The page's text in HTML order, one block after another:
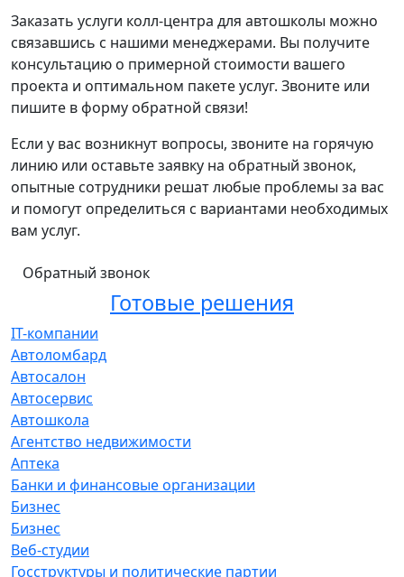
Заказать услуги колл-центра для автошколы можно
связавшись с нашими менеджерами. Вы получите
консультацию о примерной стоимости вашего
проекта и оптимальном пакете услуг. Звоните или
пишите в форму обратной связи!
Если у вас возникнут вопросы, звоните на горячую
линию или оставьте заявку на обратный звонок,
опытные сотрудники решат любые проблемы за вас
и помогут определиться с вариантами необходимых
вам услуг.
Обратный звонок
Готовые решения
IT-компании
Автоломбард
Автосалон
Автосервис
Автошкола
Агентство недвижимости
Аптека
Банки и финансовые организации
Бизнес
Бизнес
Веб-студии
Госструктуры и политические партии